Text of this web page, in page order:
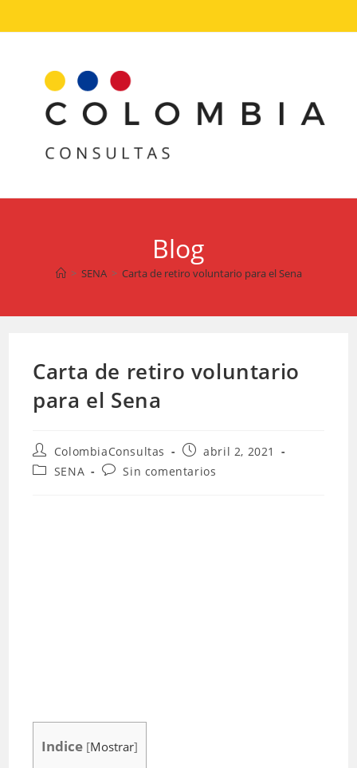
al
Blog
> SENA > Carta de retiro voluntario para el Sena
Carta de retiro voluntario
para el Sena
Autor
de
ColombiaConsultas
Publicación
de
la
abril 2, 2021
Categoría
SENA
Comentarios
Sin comentarios
Indice [Mostrar]